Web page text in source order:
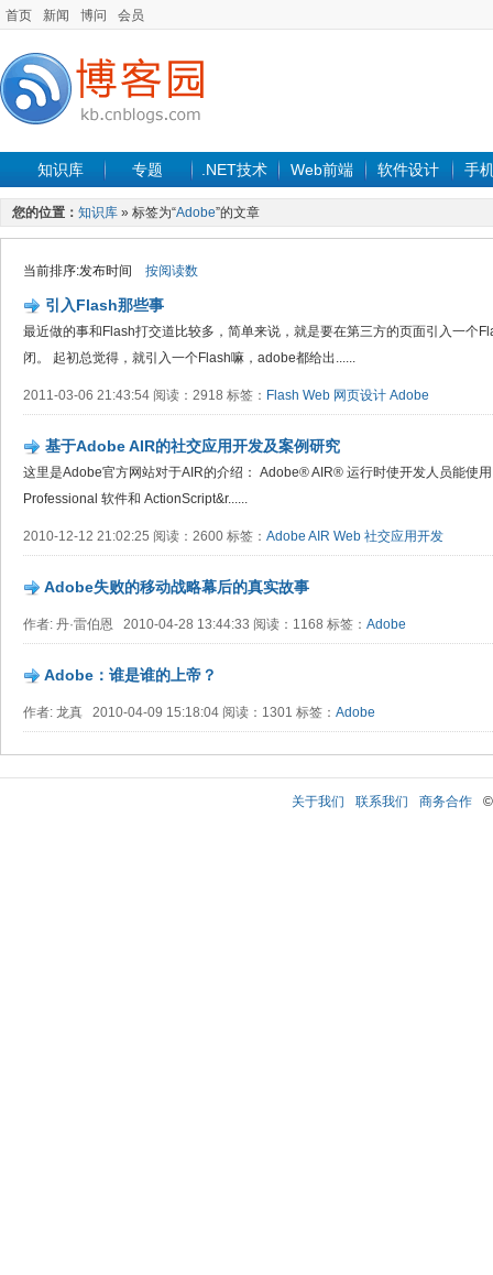
首页 新闻 博问 会员
知识库 专题 .NET技术 Web前端 软件设计 手
您的位置： 知识库 » 标签为“Adobe”的文章
当前排序:发布时间 按阅读数
引入Flash那些事
最近做的事和Flash打交道比较多，简单来说，就是要在第三方的页面引入一个
闭。 起初总觉得，就引入一个Flash嘛，adobe都给出......
2011-03-06 21:43:54 阅读：2918 标签： Flash Web 网页设计 Adobe
基于Adobe AIR的社交应用开发及案例研究
这里是Adobe官方网站对于AIR的介绍： Adobe® AIR® 运行时使开发人员能使
Professional 软件和 ActionScript&r......
2010-12-12 21:02:25 阅读：2600 标签： Adobe AIR Web 社交应用开发
Adobe失败的移动战略幕后的真实故事
作者: 丹·雷伯恩 2010-04-28 13:44:33 阅读：1168 标签： Adobe
Adobe：谁是谁的上帝？
作者: 龙真 2010-04-09 15:18:04 阅读：1301 标签： Adobe
关于我们 联系我们 商务合作